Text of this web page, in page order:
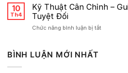
lược
Nghệ
10
Th4
Kỹ Thuật Cân Chỉnh –
Tuyệt Đối
Chức năng bình luận bị tắtở
BÌNH LUẬN MỚI NHẤT